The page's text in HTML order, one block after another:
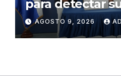
para detectar
psicoactivas en
accidentados
AGOSTO 9, 2026